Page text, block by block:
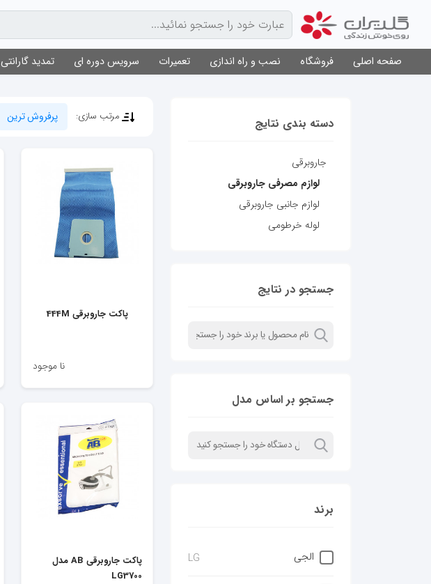
صفحه اصلی فروشگاه نصب و راه اندازی تعمیرات سرویس دوره ای تمدید گارانتی
دسته بندی نتایج
جاروبرقی
لوازم مصرفی جاروبرقی
لوازم جانبی جاروبرقی
لوله خرطومی
جستجو در نتایج
جستجو بر اساس مدل
برند
الجی LG
مرتب سازی: پرفروش ترین
پاکت جاروبرقی 444M
نا موجود
پاکت جاروبرقی AB مدل
LG3700